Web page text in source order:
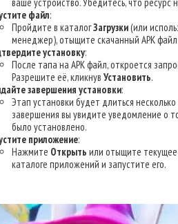
файл:
Пройдите в каталогЗагрузки(или
менеджер), отыщите скачанный APK
установку:
После тапа на APK файл, откроется
Разрешите её, кликнув Установить.
завершения установки:
Этап установки будет длиться
завершения вы увидите уведомление о
было установлено.
приложение:
Нажмите Открыть или отыщите
каталоге приложений и запустите его.